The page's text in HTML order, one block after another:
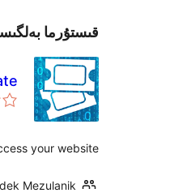
قىستۇرما
your website.
Mezulanik